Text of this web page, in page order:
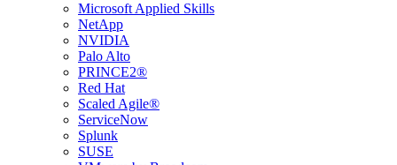
Microsoft Applied Skills
NetApp
NVIDIA
Palo Alto
PRINCE2®
Red Hat
Scaled Agile®
ServiceNow
Splunk
SUSE